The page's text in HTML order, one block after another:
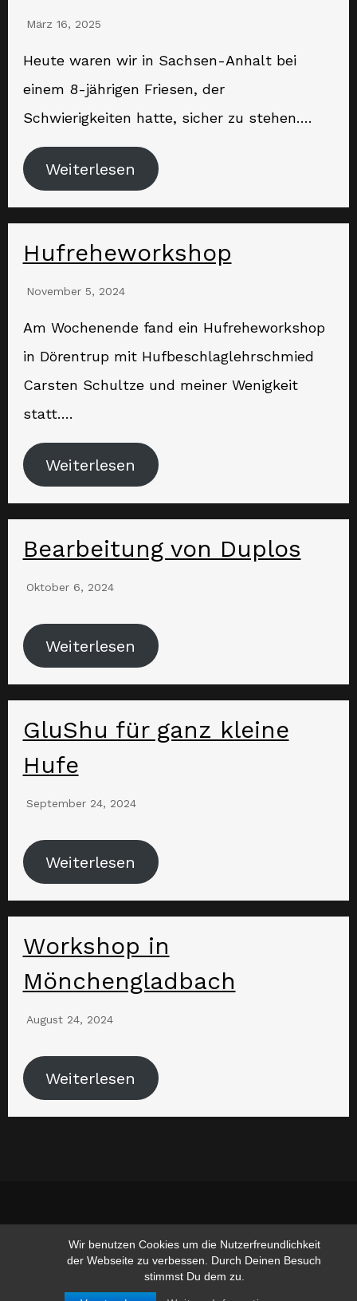
Wir benutzen Cookies um die Nutzerfreundlichkeit
der Webseite zu verbessen. Durch Deinen Besuch
stimmst Du dem zu.
März 16, 2025
Heute waren wir in Sachsen-Anhalt bei
einem 8-jährigen Friesen, der
Schwierigkeiten hatte, sicher zu stehen….
Weiterlesen
Hufreheworkshop
November 5, 2024
Am Wochenende fand ein Hufreheworkshop
in Dörentrup mit Hufbeschlaglehrschmied
Carsten Schultze und meiner Wenigkeit
statt….
Weiterlesen
Bearbeitung von Duplos
Oktober 6, 2024
Weiterlesen
GluShu für ganz kleine
Hufe
September 24, 2024
Weiterlesen
Workshop in
Mönchengladbach
August 24, 2024
Weiterlesen
www.hufschmied-gerusel.de
Suchen nach:
Suchen